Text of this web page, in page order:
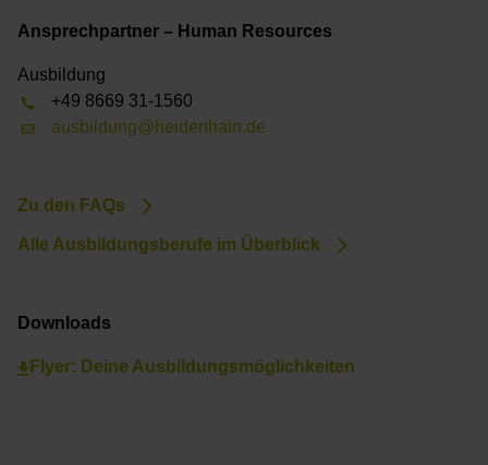
Ansprechpartner – Human Resources
Ausbildung
+49 8669 31-1560
ausbildung@heidenhain.de
Zu den FAQs
Alle Ausbildungsberufe im Überblick
Downloads
Flyer: Deine Ausbildungsmöglichkeiten